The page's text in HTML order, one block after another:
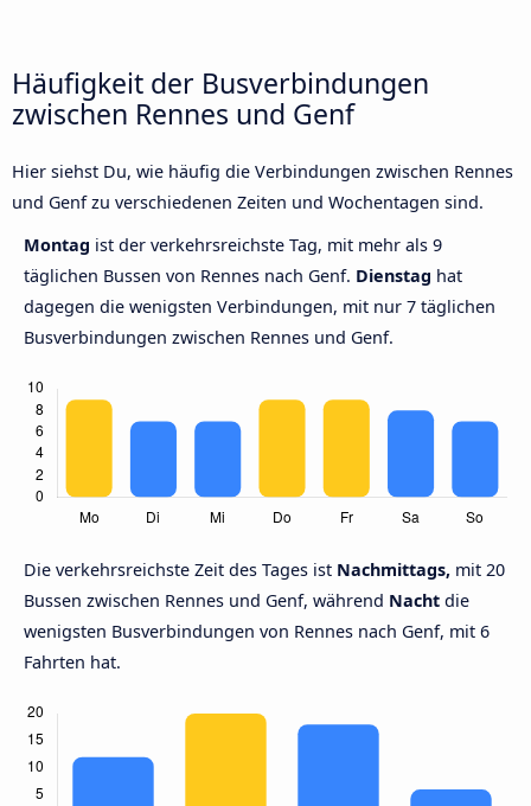
Häufigkeit der Busverbindungen
zwischen Rennes und Genf
Hier siehst Du, wie häufig die Verbindungen zwischen Rennes
und Genf zu verschiedenen Zeiten und Wochentagen sind.
Montag ist der verkehrsreichste Tag, mit mehr als 9
täglichen Bussen von Rennes nach Genf. Dienstag hat
dagegen die wenigsten Verbindungen, mit nur 7 täglichen
Busverbindungen zwischen Rennes und Genf.
Die verkehrsreichste Zeit des Tages ist Nachmittags, mit 20
Bussen zwischen Rennes und Genf, während Nacht die
wenigsten Busverbindungen von Rennes nach Genf, mit 6
Fahrten hat.